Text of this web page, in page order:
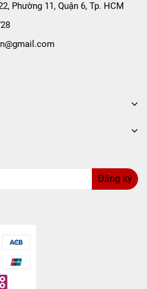
7 tấc 5 VIAIR SK-750
làm cho âm thanh dội lại
to và rõ ràng hơn.
các loại loa thông thường.
người đi đường, giúp cho
thuận tiện cho việc lắp đặt
có sự cố xảy ra.
nhiều dòng xe khác nhau.
bảo quản Kèn hơi 7 tấc 5
đặt vào xe khi sử dụng.
Phường 11, Quận 6, Tp. HCM
Đăng ký